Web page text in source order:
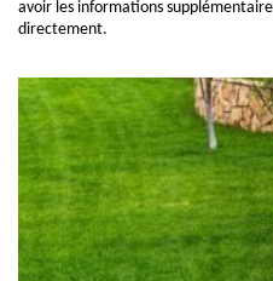
avoir les informations
directement.